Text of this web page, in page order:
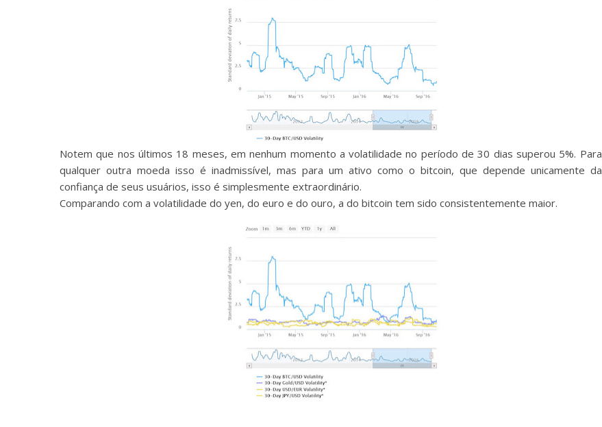
Notem que nos últimos 18 meses, em nenhum momento a volatilidade no período de 30 dias superou 5%. Para
qualquer outra moeda isso é inadmissível, mas para um ativo como o bitcoin, que depende unicamente da
confiança de seus usuários, isso é simplesmente extraordinário.
Comparando com a volatilidade do yen, do euro e do ouro, a do bitcoin tem sido consistentemente maior.